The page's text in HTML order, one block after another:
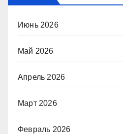
Июнь 2026
Май 2026
Апрель 2026
Март 2026
Февраль 2026